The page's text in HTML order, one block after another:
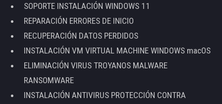
SOPORTE INSTALACIÓN WINDOWS 11
REPARACIÓN ERRORES DE INICIO
RECUPERACIÓN DATOS PERDIDOS
INSTALACIÓN VM VIRTUAL MACHINE WINDOWS macOS
ELIMINACIÓN VIRUS TROYANOS MALWARE
RANSOMWARE
INSTALACIÓN ANTIVIRUS PROTECCIÓN CONTRA